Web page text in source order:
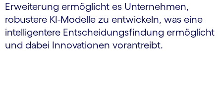
Erweiterung ermöglicht es Unternehmen,
robustere KI-Modelle zu entwickeln, was eine
intelligentere Entscheidungsfindung ermöglicht
und dabei Innovationen vorantreibt.